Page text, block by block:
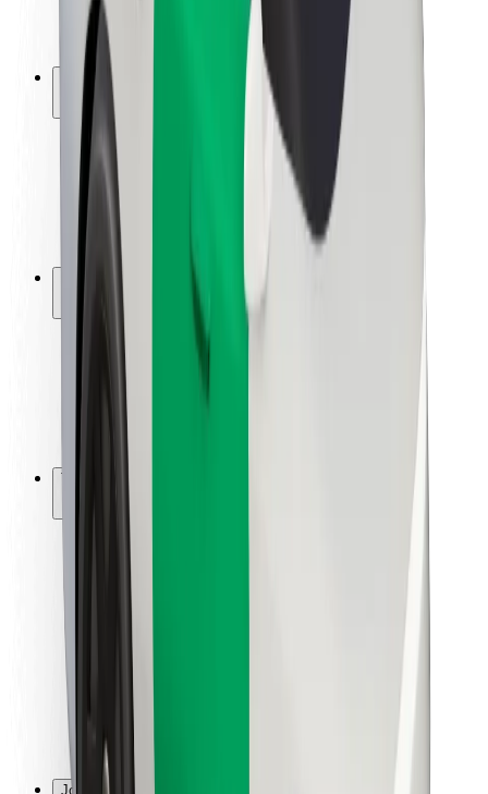
Media
Urban Fund
Turvallisuus
Matkustajan turvallisuus
Kuljettajan turvallisuus
Potkulautojen turvallisuus
Turvallisuus Lab
Kaupungit
Sijainnit
Kaupunkiratkaisut
Lentokentät
Boltin lataustelineet
Tuki
Matkustajille
Ruokaläheteille
Bolt Food
Ravintoloille
Bolt for Business
Jotain muuta